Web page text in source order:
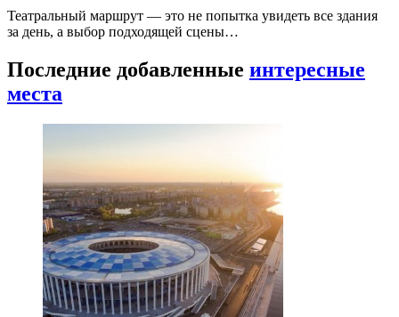
Театральный маршрут — это не попытка увидеть все здания
за день, а выбор подходящей сцены…
Последние добавленные интересные
места